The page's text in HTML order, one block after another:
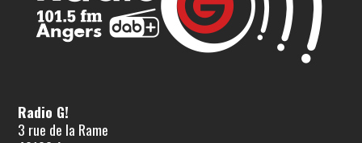
Radio G!
3 rue de la Rame